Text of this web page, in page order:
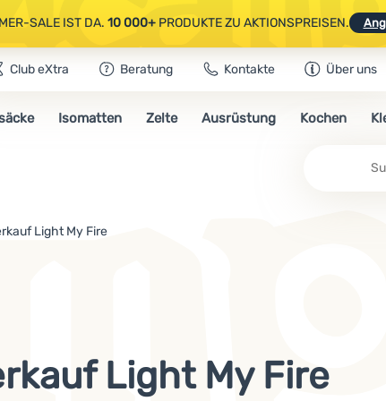
SALE IST DA. 10 000+PRODUKTE ZU AKTIONSPREISEN.
CAMPING- & WANDERAUSRÜSTUNG.CODEOUT10
SALE IST DA.10 000+PRODUKTE ZU AKTIONSPREISEN.
Club eXtra Beratung Kontakte Über uns
Isomatten Zelte Ausrüstung Kochen
Light My Fire
Light My Fire